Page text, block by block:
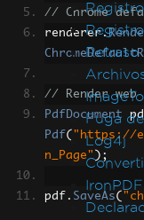
Retraso
Fuga
Log4j
// Chrome
renderer.
// Render web
PdfDocument
Pdf( "https://
n_Page" );
pdf . SaveAs(